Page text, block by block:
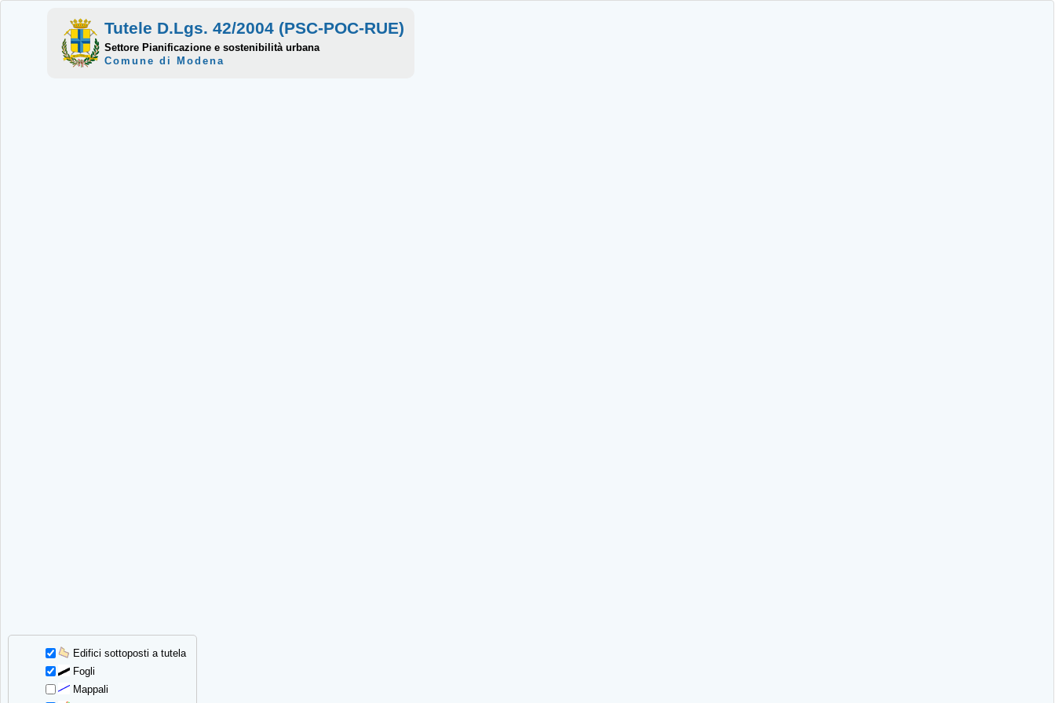
Edifici sottoposti a tutela
Fogli
Mappali
Tutele D.Lgs. 42/2004 (PSC-POC-RUE)
Settore Pianificazione e sostenibilità urbana
Comune di Modena